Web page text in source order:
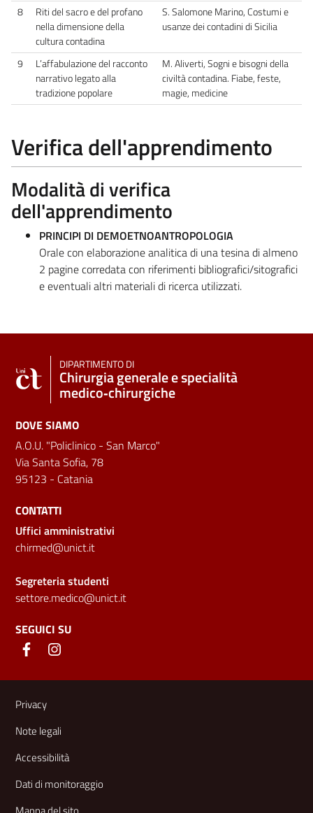
8
Riti del sacro e del profano
nella dimensione della
cultura contadina
S. Salomone Marino, Costumi e
usanze dei contadini di Sicilia
9
L’affabulazione del racconto
narrativo legato alla
tradizione popolare
M. Aliverti, Sogni e bisogni della
civiltà contadina. Fiabe, feste,
magie, medicine
Verifica dell'apprendimento
Modalità di verifica
dell'apprendimento
PRINCIPI DI DEMOETNOANTROPOLOGIA
Orale con elaborazione analitica di una tesina di almeno
2 pagine corredata con riferimenti bibliografici/sitografici
e eventuali altri materiali di ricerca utilizzati.
DIPARTIMENTO DI
Chirurgia generale e specialità
medico‑chirurgiche
DOVE SIAMO
A.O.U. "Policlinico - San Marco"
Via Santa Sofia, 78
95123 - Catania
CONTATTI
Uffici amministrativi
chirmed@unict.it
Segreteria studenti
settore.medico@unict.it
SEGUICI SU
Link e informazioni utili
Privacy
Note legali
Accessibilità
Dati di monitoraggio